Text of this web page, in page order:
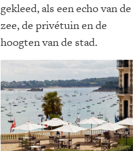
gekleed, als een echo van de
zee, de privétuin en de
hoogten van de stad.